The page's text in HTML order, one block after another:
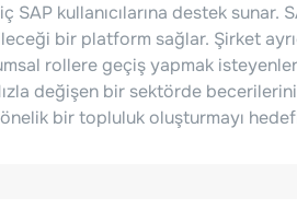
SAP kullanıcılarına destek sunar.
bir platform sağlar. Şirket
rollere geçiş yapmak
değişen bir sektörde becerilerini
bir topluluk oluşturmayı